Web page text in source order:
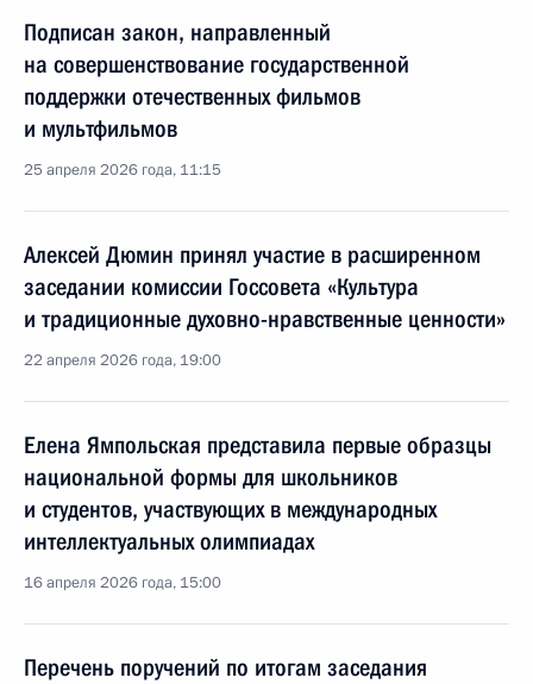
Подписан закон, направленный
на совершенствование государственной
поддержки отечественных фильмов
и мультфильмов
25 апреля 2026 года, 11:15
Алексей Дюмин принял участие в расширенном
заседании комиссии Госсовета «Культура
и традиционные духовно-нравственные ценности»
22 апреля 2026 года, 19:00
Елена Ямпольская представила первые образцы
национальной формы для школьников
и студентов, участвующих в международных
интеллектуальных олимпиадах
16 апреля 2026 года, 15:00
Перечень поручений по итогам заседания